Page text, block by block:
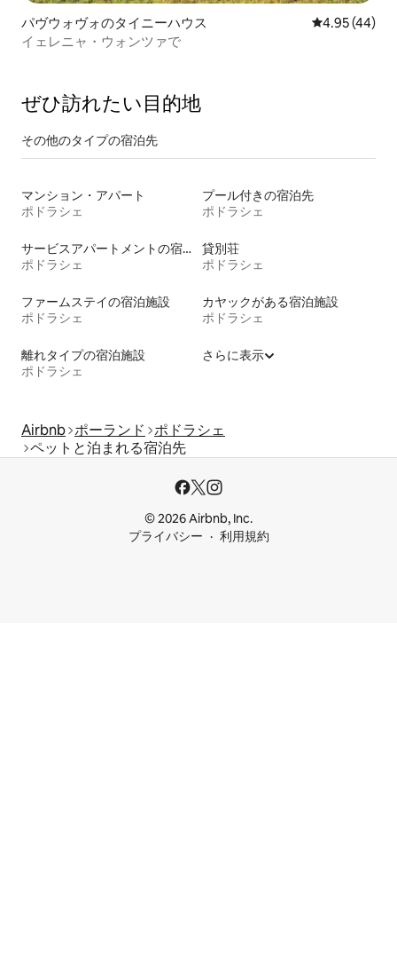
パヴウォヴォのタイニーハウス レビュー44
4.95 (44)
イェレニャ・ウォンツァで
ぜひ訪⁠れ⁠た⁠い目⁠的⁠地
その他のタ⁠イ⁠プ⁠の宿⁠泊⁠先
マンション・アパート
ポドラシェ
プール付きの宿泊先
ポドラシェ
サービスアパートメントの宿泊施設
ポドラシェ
貸別荘
ポドラシェ
ファームステイの宿泊施設
ポドラシェ
カヤックがある宿泊施設
ポドラシェ
離れタイプの宿泊施設
ポドラシェ
さらに表示
Airbnb ポーランド ポドラシェ
ペットと泊まれる宿泊先
© 2026 Airbnb, Inc.
プライバシー
利用規約